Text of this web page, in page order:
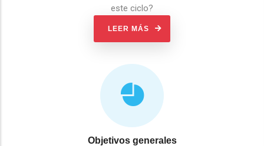
este ciclo?
LEER MÁS
Objetivos generales